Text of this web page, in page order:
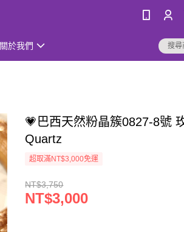
關於我們
💗巴西天然粉晶簇0827-8號
Quartz
超取滿NT$3,000免運
NT$3,750
NT$3,000